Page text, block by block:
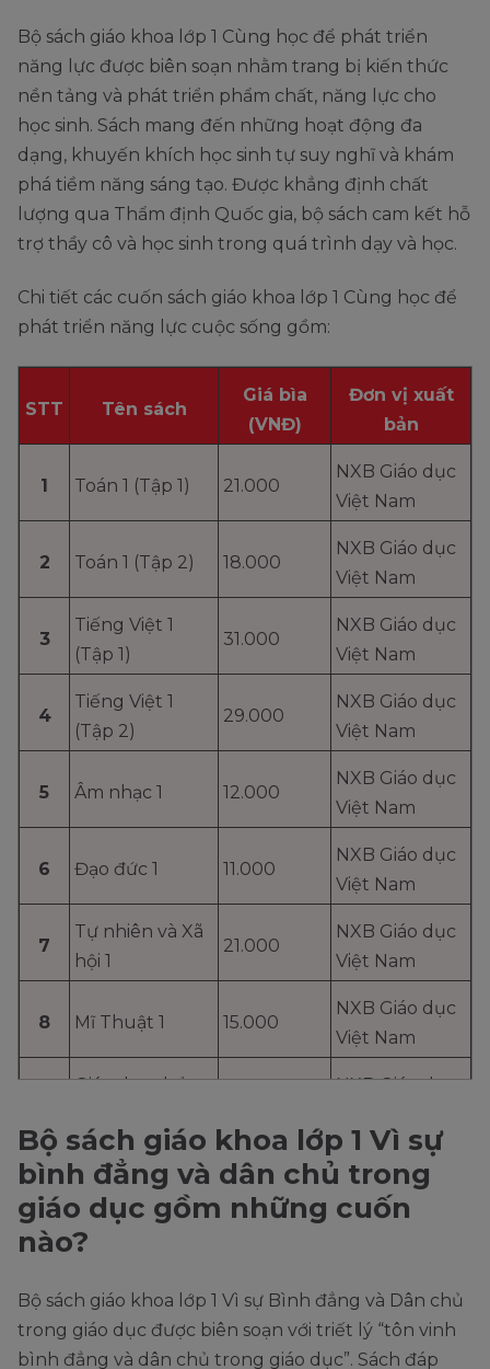
Bộ sách giáo khoa lớp 1 Cùng học để phát triển
năng lực được biên soạn nhằm trang bị kiến thức
nền tảng và phát triển phẩm chất, năng lực cho
học sinh. Sách mang đến những hoạt động đa
dạng, khuyến khích học sinh tự suy nghĩ và khám
phá tiềm năng sáng tạo. Được khẳng định chất
lượng qua Thẩm định Quốc gia, bộ sách cam kết hỗ
trợ thầy cô và học sinh trong quá trình dạy và học.
Chi tiết các cuốn sách giáo khoa lớp 1 Cùng học để
phát triển năng lực cuộc sống gồm:
STT Tên sách
Giá bìa
(VNĐ)
Đơn vị xuất
bản
1 Toán 1 (Tập 1) 21.000
NXB Giáo dục
Việt Nam
2 Toán 1 (Tập 2) 18.000
NXB Giáo dục
Việt Nam
3
Tiếng Việt 1
(Tập 1)
31.000
NXB Giáo dục
Việt Nam
4
Tiếng Việt 1
(Tập 2)
29.000
NXB Giáo dục
Việt Nam
5 Âm nhạc 1 12.000
NXB Giáo dục
Việt Nam
6 Đạo đức 1 11.000
NXB Giáo dục
Việt Nam
7
Tự nhiên và Xã
hội 1
21.000
NXB Giáo dục
Việt Nam
8 Mĩ Thuật 1 15.000
NXB Giáo dục
Việt Nam
Giáo dục thể
NXB Giáo dục
10
Hoạt động trải
nghiệm 1
18.000
NXB Giáo dục
Việt Nam
Tổng
Bộ sách giáo khoa lớp 1 Vì sự
bình đẳng và dân chủ trong
giáo dục gồm những cuốn
nào?
Bộ sách giáo khoa lớp 1 Vì sự Bình đẳng và Dân chủ
trong giáo dục được biên soạn với triết lý “tôn vinh
bình đẳng và dân chủ trong giáo dục”. Sách đáp